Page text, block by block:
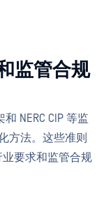
监管合规
NERC CIP 等监
方法。这些准则
要求和监管合规